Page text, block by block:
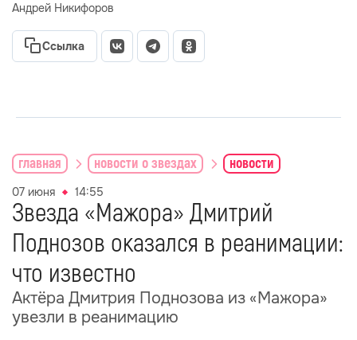
Андрей Никифоров
Ссылка
главная новости о звездах новости
07 июня 14:55
Звезда «Мажора» Дмитрий
Поднозов оказался в реанимации:
что известно
Актёра Дмитрия Поднозова из «Мажора»
увезли в реанимацию